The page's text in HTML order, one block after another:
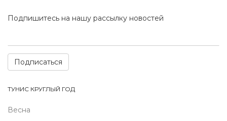
Подпишитесь на нашу рассылку новостей
Подписаться
ТУНИС КРУГЛЫЙ ГОД
Весна